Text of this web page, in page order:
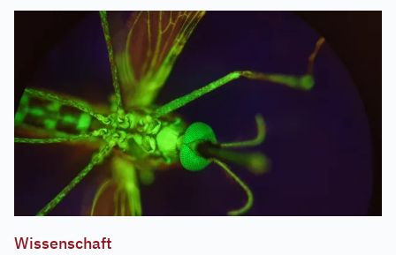
Wissenschaft